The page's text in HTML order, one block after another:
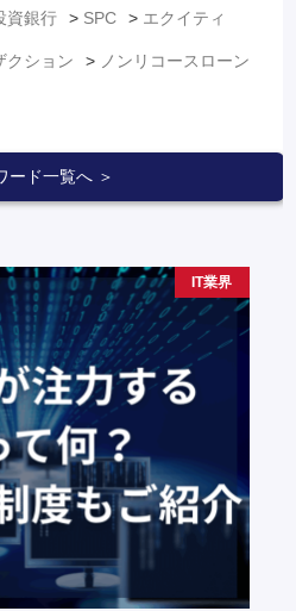
資銀行 SPC エクイティ
クション ノンリコースローン
ード一覧へ ＞
IT業界